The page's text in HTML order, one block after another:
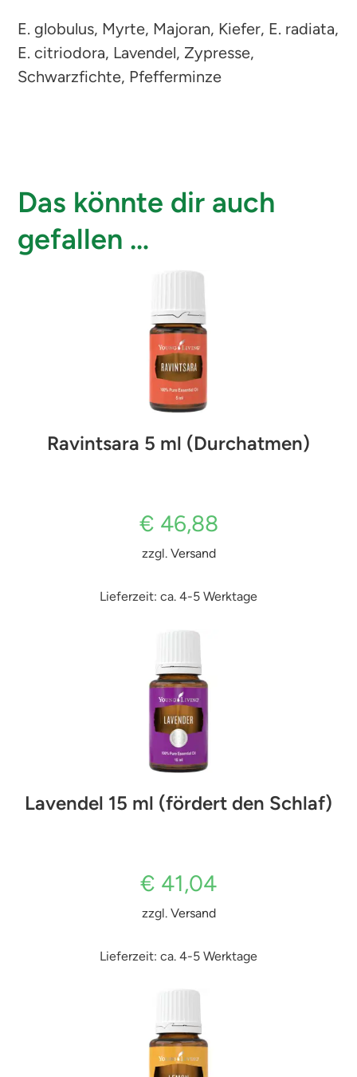
E. globulus, Myrte, Majoran, Kiefer, E. radiata,
E. citriodora, Lavendel, Zypresse,
Schwarzfichte, Pfefferminze
Das könnte dir auch
gefallen …
Ravintsara 5 ml (Durchatmen)
€ 46,88
zzgl. Versand
Lieferzeit: ca. 4-5 Werktage
Lavendel 15 ml (fördert den Schlaf)
€ 41,04
zzgl. Versand
Lieferzeit: ca. 4-5 Werktage